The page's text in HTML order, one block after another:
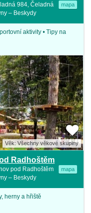
984, Čeladná mapa
– Beskydy
aktivity • Tipy na
Věk: Všechny věkové skupiny
Radhoštěm
pod Radhoštěm mapa
– Beskydy
herny a hřiště